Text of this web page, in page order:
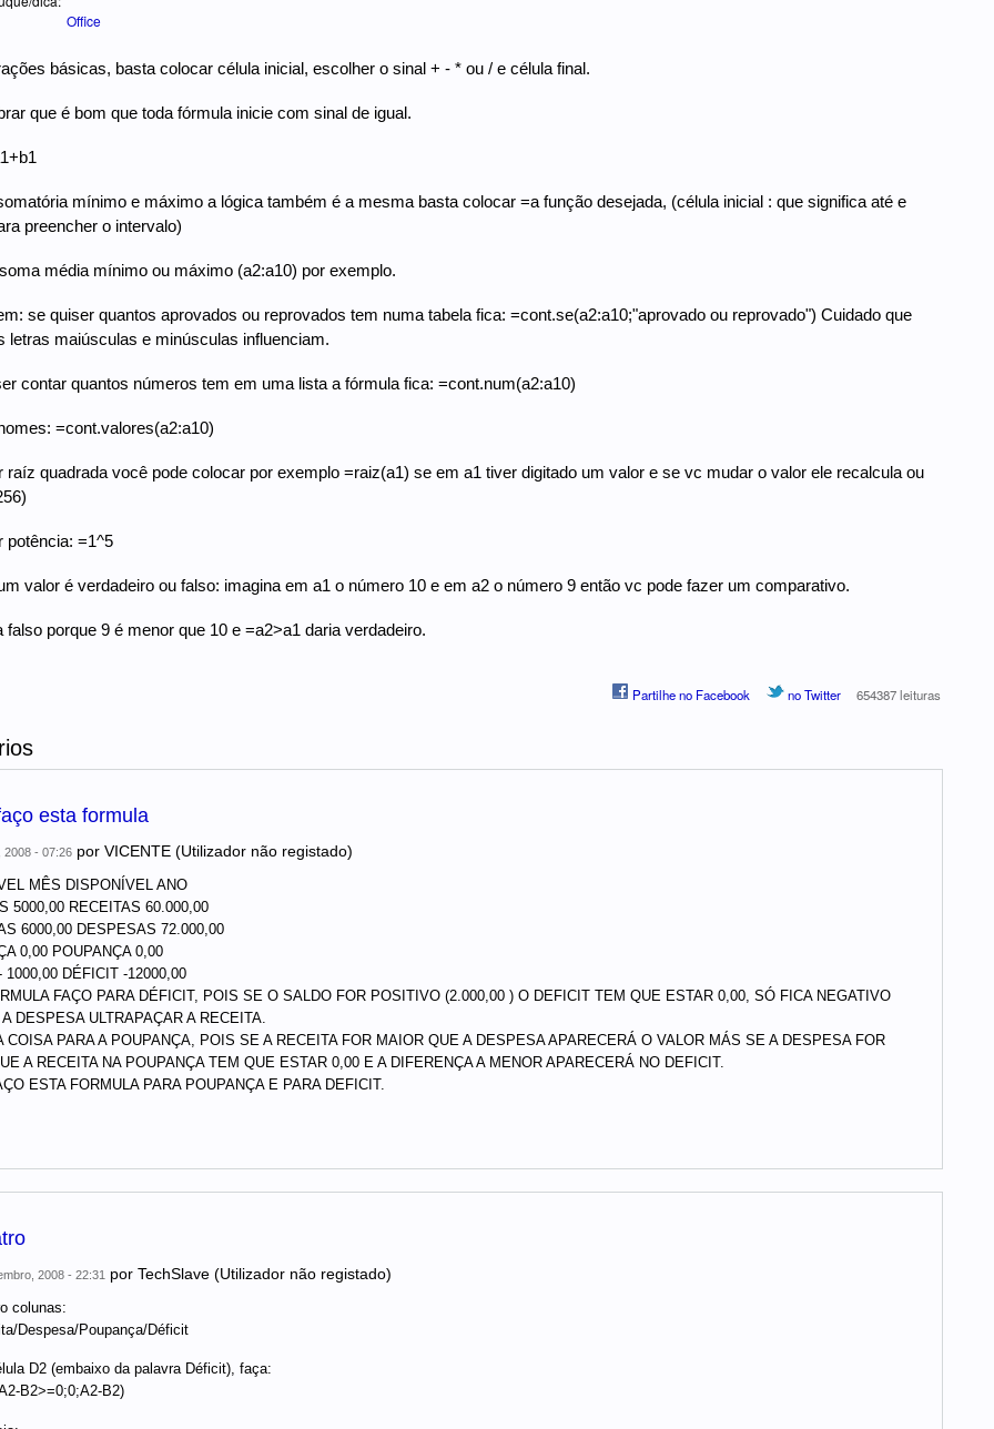
Office
básicas, basta colocar célula inicial, escolher o sinal + - * ou / e célula final.
que é bom que toda fórmula inicie com sinal de igual.
mínimo e máximo a lógica também é a mesma basta colocar =a função desejada, (célula inicial : que significa até e
preencher o intervalo)
média mínimo ou máximo (a2:a10) por exemplo.
se quiser quantos aprovados ou reprovados tem numa tabela fica: =cont.se(a2:a10;"aprovado ou reprovado") Cuidado que
letras maiúsculas e minúsculas influenciam.
contar quantos números tem em uma lista a fórmula fica: =cont.num(a2:a10)
=cont.valores(a2:a10)
raíz quadrada você pode colocar por exemplo =raiz(a1) se em a1 tiver digitado um valor e se vc mudar o valor ele recalcula ou
potência: =1^5
valor é verdadeiro ou falso: imagina em a1 o número 10 e em a2 o número 9 então vc pode fazer um comparativo.
falso porque 9 é menor que 10 e =a2>a1 daria verdadeiro.
Partilhe no Facebook no Twitter 654387 leituras
esta formula
2008 - 07:26por VICENTE (Utilizador não registado)
MÊS DISPONÍVEL ANO
5000,00 RECEITAS 60.000,00
6000,00 DESPESAS 72.000,00
0,00 POUPANÇA 0,00
1000,00 DÉFICIT -12000,00
FAÇO PARA DÉFICIT, POIS SE O SALDO FOR POSITIVO (2.000,00 ) O DEFICIT TEM QUE ESTAR 0,00, SÓ FICA NEGATIVO
DESPESA ULTRAPAÇAR A RECEITA.
COISA PARA A POUPANÇA, POIS SE A RECEITA FOR MAIOR QUE A DESPESA APARECERÁ O VALOR MÁS SE A DESPESA FOR
A RECEITA NA POUPANÇA TEM QUE ESTAR 0,00 E A DIFERENÇA A MENOR APARECERÁ NO DEFICIT.
ESTA FORMULA PARA POUPANÇA E PARA DEFICIT.
2008 - 22:31 por TechSlave (Utilizador não registado)
colunas:
Despesa/Poupança/Déficit
D2 (embaixo da palavra Déficit), faça:
B2>=0;0;A2-B2)